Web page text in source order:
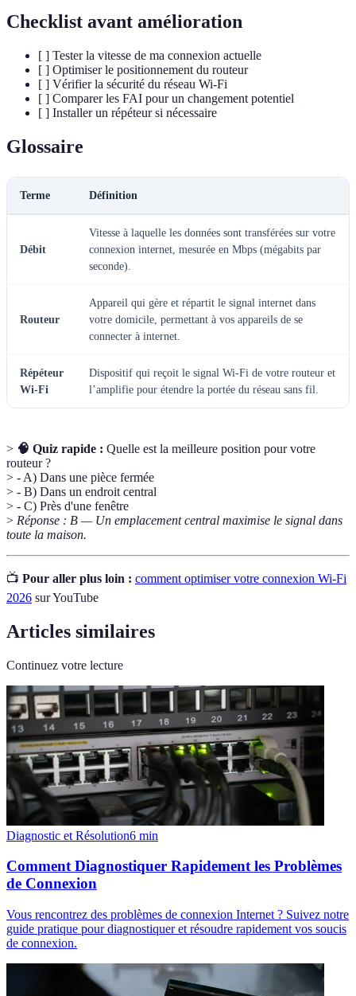
Checklist avant amélioration
[ ] Tester la vitesse de ma connexion actuelle
[ ] Optimiser le positionnement du routeur
[ ] Vérifier la sécurité du réseau Wi-Fi
[ ] Comparer les FAI pour un changement potentiel
[ ] Installer un répéteur si nécessaire
Glossaire
Terme Définition
Débit
Vitesse à laquelle les données sont transférées sur votre
connexion internet, mesurée en Mbps (mégabits par
seconde).
Routeur
Appareil qui gère et répartit le signal internet dans
votre domicile, permettant à vos appareils de se
connecter à internet.
Répéteur
Wi-Fi
Dispositif qui reçoit le signal Wi-Fi de votre routeur et
l’amplifie pour étendre la portée du réseau sans fil.
> 🧠 Quiz rapide : Quelle est la meilleure position pour votre
routeur ?
> - A) Dans une pièce fermée
> - B) Dans un endroit central
> - C) Près d'une fenêtre
> Réponse : B — Un emplacement central maximise le signal dans
toute la maison.
📺 Pour aller plus loin : comment optimiser votre connexion Wi-Fi
2026 sur YouTube
Articles similaires
Continuez votre lecture
Diagnostic et Résolution6 min
Comment Diagnostiquer Rapidement les Problèmes
de Connexion
Vous rencontrez des problèmes de connexion Internet ? Suivez notre
guide pratique pour diagnostiquer et résoudre rapidement vos soucis
de connexion.